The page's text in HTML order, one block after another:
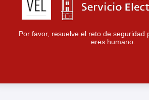
Por favor, resuelve el reto de seguridad
eres humano.